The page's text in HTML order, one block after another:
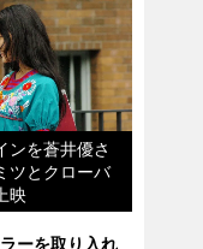
ンを蒼井優さ
ツとクローバ
映
ーを取り入れ